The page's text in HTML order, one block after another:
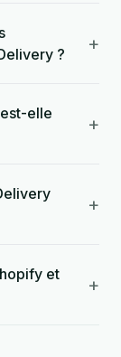
?
+
elle
+
+
et
+